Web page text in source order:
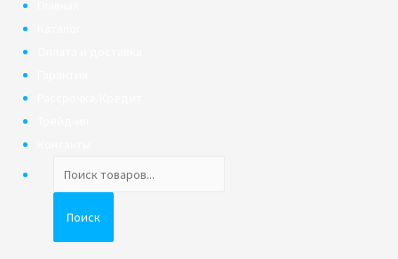
товаров
Поиск